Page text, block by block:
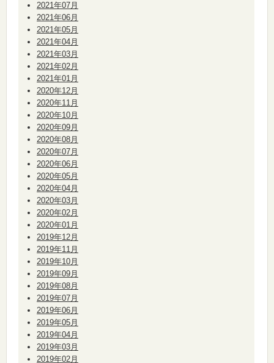
2021年07月
2021年06月
2021年05月
2021年04月
2021年03月
2021年02月
2021年01月
2020年12月
2020年11月
2020年10月
2020年09月
2020年08月
2020年07月
2020年06月
2020年05月
2020年04月
2020年03月
2020年02月
2020年01月
2019年12月
2019年11月
2019年10月
2019年09月
2019年08月
2019年07月
2019年06月
2019年05月
2019年04月
2019年03月
2019年02月